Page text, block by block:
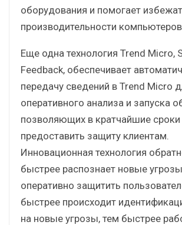
оборудования и помогает
производительности
Еще одна технология Trend Micro,
Feedback, обеспечивает
передачу сведений в Trend Micro
оперативного анализа и запуска
позволяющих в кратчайшие сроки
предоставить защиту клиентам.
Инновационная технология
быстрее распознает новые
оперативно защитить
быстрее происходит
на новые угрозы, тем быстрее